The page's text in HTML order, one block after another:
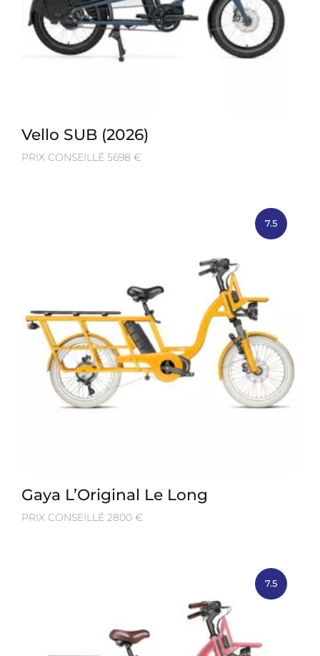
Vello SUB (2026)
PRIX CONSEILLÉ 5698 €
7.5
Gaya L’Original Le Long
PRIX CONSEILLÉ 2800 €
7.5